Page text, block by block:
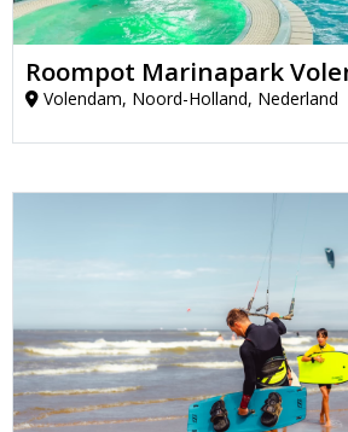
Roompot Marinapark
Volendam, Noord-Holland, Nederland